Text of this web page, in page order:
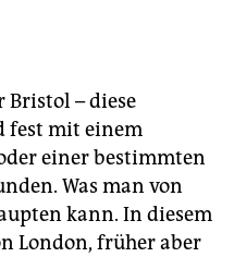
Bristol – diese
fest mit einem
einer bestimmten
Was man von
kann. In diesem
London, früher aber